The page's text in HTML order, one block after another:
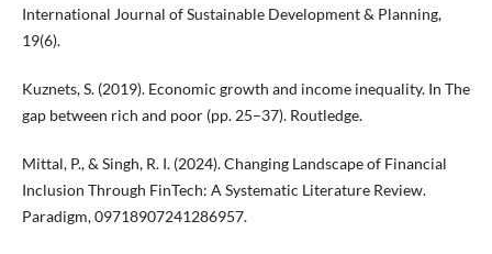
International Journal of Sustainable Development & Planning,
19(6).
Kuznets, S. (2019). Economic growth and income inequality. In The
gap between rich and poor (pp. 25–37). Routledge.
Mittal, P., & Singh, R. I. (2024). Changing Landscape of Financial
Inclusion Through FinTech: A Systematic Literature Review.
Paradigm, 09718907241286957.